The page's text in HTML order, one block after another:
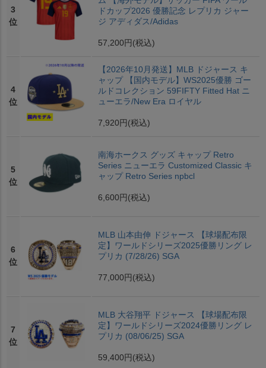
3
位
ドカップ2026 優勝記念 レプリカ ジャー
ジ アディダス/Adidas
57,200円 (税込)
4
位
【2026年10月発送】MLB ドジャース キ
ャップ 【国内モデル】WS2025優勝 ゴー
ルドコレクション 59FIFTY Fitted Hat ニ
ューエラ/New Era ロイヤル
7,920円 (税込)
5
位
南海ホークス グッズ キャップ Retro
Series ニューエラ Customized Classic キ
ャップ Retro Series npbcl
6,600円 (税込)
6
位
MLB 山本由伸 ドジャース 【球場配布限
定】ワールドシリーズ2025優勝リング レ
プリカ (7/28/26) SGA
77,000円 (税込)
7
位
MLB 大谷翔平 ドジャース 【球場配布限
定】ワールドシリーズ2024優勝リング レ
プリカ (08/06/25) SGA
59,400円 (税込)